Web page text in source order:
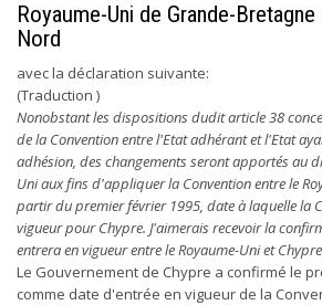
Royaume-Uni de Grande-
Nord
avec la déclaration suivante:
(Traduction )
Nonobstant les dispositions dudit article 38
de la Convention entre l'Etat adhérant et l'Etat
adhésion, des changements seront apportés au
Uni aux fins d'appliquer la Convention entre le
partir du premier février 1995, date à laquelle la
vigueur pour Chypre. J'aimerais recevoir la
entrera en vigueur entre le Royaume-Uni et
Le Gouvernement de Chypre a confirmé le
comme date d'entrée en vigueur de la